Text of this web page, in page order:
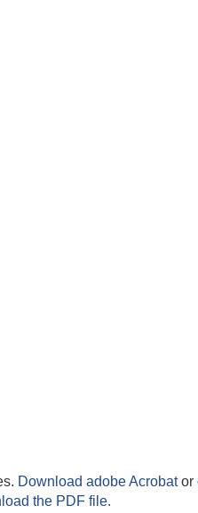
Download adobe Acrobator
the PDF file.